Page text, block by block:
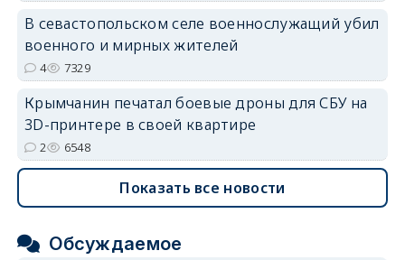
В севастопольском селе военнослужащий убил
военного и мирных жителей
4 7329
Крымчанин печатал боевые дроны для СБУ на
3D-принтере в своей квартире
2 6548
Показать все новости
Обсуждаемое